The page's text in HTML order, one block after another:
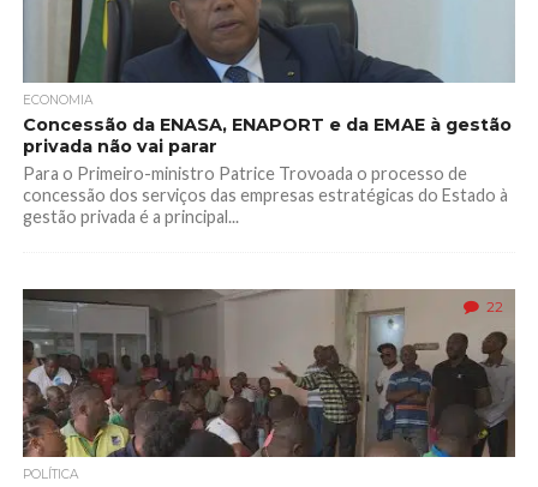
ECONOMIA
Concessão da ENASA, ENAPORT e da EMAE à gestão
privada não vai parar
Para o Primeiro-ministro Patrice Trovoada o processo de
concessão dos serviços das empresas estratégicas do Estado à
gestão privada é a principal...
22
POLÍTICA